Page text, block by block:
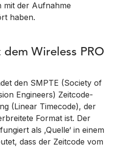
mit der Aufnahme
haben.
Wireless PRO
den SMPTE (Society of
Engineers) Zeitcode-
(Linear Timecode), der
Format ist. Der
als ‚Quelle‘ in einem
dass der Zeitcode vom